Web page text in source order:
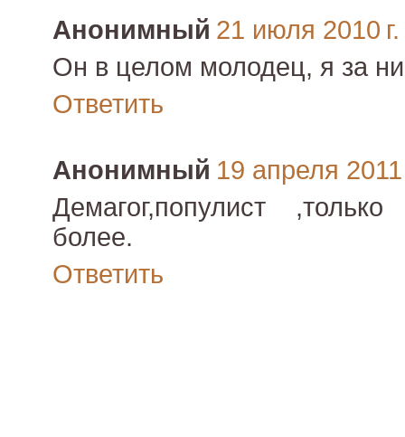
Анонимный 21 июля 2010
Он в целом молодец, я за
Ответить
Анонимный 19 апреля 2011
Демагог,популист
более.
Ответить